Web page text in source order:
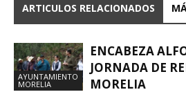
ARTICULOS RELACIONADOS
AYUNTAMIENTO
MORELIA
ENCABEZA
JORNADA DE
MORELIA